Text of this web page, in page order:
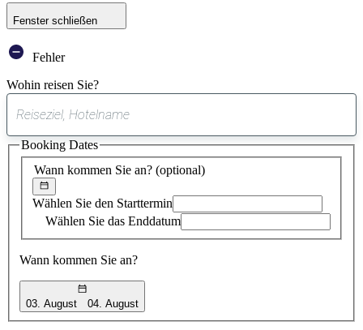
Fenster schließen
Fehler
Wohin reisen Sie?
gefundener
Vorschlag
Wann kommen Sie an? (optional)
Wählen Sie den Starttermin
Wählen Sie das Enddatum
Wann kommen Sie an?
03. August 04. August
Booking Dates